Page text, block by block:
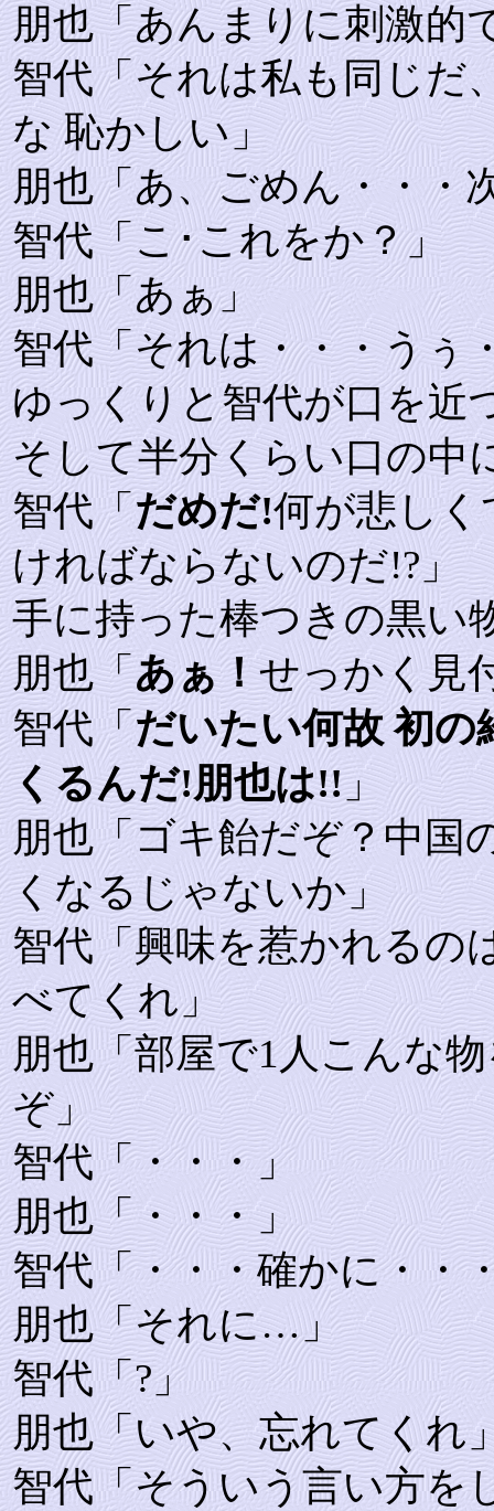
朋也「あんまりに刺激的
智代「それは私も同じだ
な 恥かしい」
朋也「あ、ごめん・・・
智代「こ･これをか？」
朋也「あぁ」
智代「それは・・・うぅ
ゆっくりと智代が口を近
そして半分くらい口の
智代「だめだ!何が悲しく
ければならないのだ!?」
手に持った棒つきの黒い
朋也「あぁ！せっかく見
智代「だいたい何故 初の
くるんだ!朋也は!!」
朋也「ゴキ飴だぞ？中国
くなるじゃないか」
智代「興味を惹かれるの
べてくれ」
朋也「部屋で1人こんな
ぞ」
智代「・・・」
朋也「・・・」
智代「・・・確かに・・
朋也「それに…」
智代「?」
朋也「いや、忘れてくれ
智代「そういう言い方を